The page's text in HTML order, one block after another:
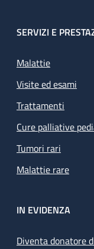
SERVIZI E
Malattie
Visite ed esami
Trattamenti
Cure palliative
Tumori rari
Malattie rare
IN EVIDENZA
Diventa donatore